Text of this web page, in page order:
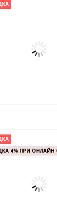
4% ПРИ ОНЛАЙН